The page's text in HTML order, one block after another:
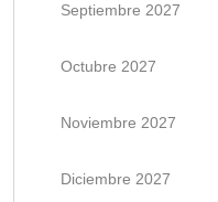
Septiembre 2027
Octubre 2027
Noviembre 2027
Diciembre 2027